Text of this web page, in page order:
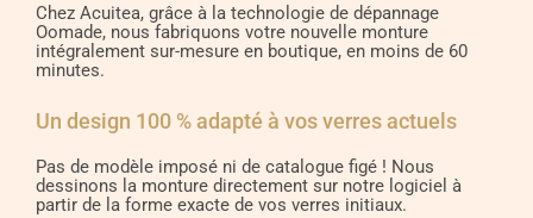
Chez Acuitea, grâce à la technologie de dépannage
Oomade, nous fabriquons votre nouvelle monture
intégralement sur-mesure en boutique, en moins de 60
minutes.
Un design 100 % adapté à vos verres actuels
Pas de modèle imposé ni de catalogue figé ! Nous
dessinons la monture directement sur notre logiciel à
partir de la forme exacte de vos verres initiaux.